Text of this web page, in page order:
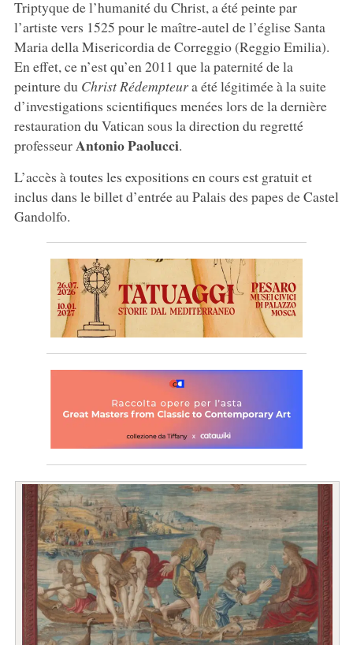
Triptyque de l’humanité du Christ, a été peinte par
l’artiste vers 1525 pour le maître-autel de l’église Santa
Maria della Misericordia de Correggio (Reggio Emilia).
En effet, ce n’est qu’en 2011 que la paternité de la
peinture du Christ Rédempteura été légitimée à la suite
d’investigations scientifiques menées lors de la dernière
restauration du Vatican sous la direction du regretté
professeurAntonioPaolucci.
L’accès à toutes les expositions en cours est gratuit et
inclus dans le billet d’entrée au Palais des papes de Castel
Gandolfo.